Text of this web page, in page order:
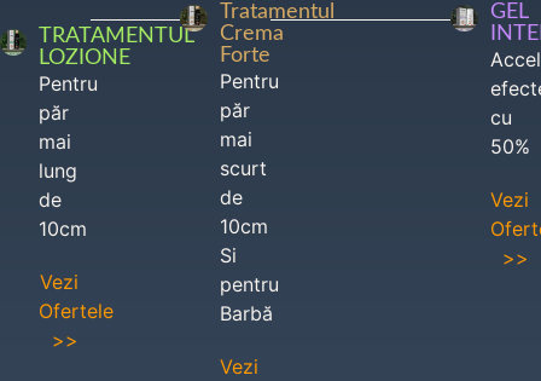
TRATAMENTUL
LOZIONE
Pentru
păr
mai
lung
de
10cm
Vezi
Ofertele
>>
Tratamentul
Crema
Forte
Pentru
păr
mai
scurt
de
10cm
Si
pentru
Barbă
Vezi
GEL
cu
50%
Vezi
>>